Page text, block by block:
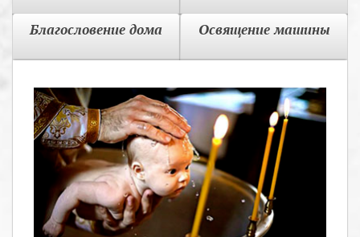
Благословение дома Освящение машины